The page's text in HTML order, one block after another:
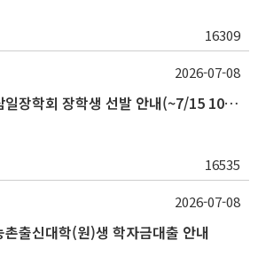
16309
2026학년도 2학기 삼일장학회 장학생 선발 안내(~7/15 10:00)
16535
2026-07-08
출신대학(원)생 학자금대출 안내
2026-07-08